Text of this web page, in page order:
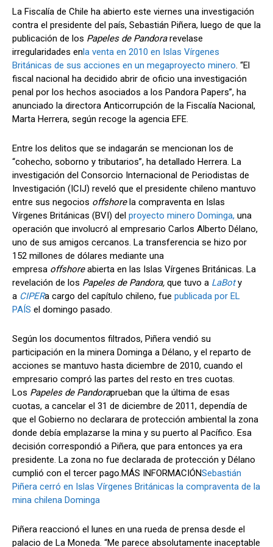
Comparta
Facebook X WhatsApp
Síganos
Comparta
Facebook X WhatsApp
Síganos
La Fiscalía de Chile ha abierto este viernes una investigación
contra el presidente del país, Sebastián Piñera, luego de que la
publicación de los Papeles de Pandorarevelase
irregularidades en la venta en 2010 en Islas Vírgenes
Británicas de sus acciones en un megaproyecto minero. “El
fiscal nacional ha decidido abrir de oficio una investigación
penal por los hechos asociados a los Pandora Papers”, ha
anunciado la directora Anticorrupción de la Fiscalía Nacional,
Marta Herrera, según recoge la agencia EFE.
Entre los delitos que se indagarán se mencionan los de
“cohecho, soborno y tributarios”, ha detallado Herrera. La
investigación del Consorcio Internacional de Periodistas de
Investigación (ICIJ) reveló que el presidente chileno mantuvo
entre sus negocios offshore la compraventa en Islas
Vírgenes Británicas (BVI) del proyecto minero Dominga, una
operación que involucró al empresario Carlos Alberto Délano,
uno de sus amigos cercanos. La transferencia se hizo por
152 millones de dólares mediante una
empresa offshoreabierta en las Islas Vírgenes Británicas. La
revelación de los Papeles de Pandora, que tuvo a LaBoty
a CIPERa cargo del capítulo chileno, fue publicada por EL
PAÍS el domingo pasado.
Según los documentos filtrados, Piñera vendió su
participación en la minera Dominga a Délano, y el reparto de
acciones se mantuvo hasta diciembre de 2010, cuando el
empresario compró las partes del resto en tres cuotas.
Los Papeles de Pandoraprueban que la última de esas
cuotas, a cancelar el 31 de diciembre de 2011, dependía de
que el Gobierno no declarara de protección ambiental la zona
donde debía emplazarse la mina y su puerto al Pacífico. Esa
decisión correspondió a Piñera, que para entonces ya era
presidente. La zona no fue declarada de protección y Délano
cumplió con el tercer pago.MÁS INFORMACIÓNSebastián
Piñera cerró en Islas Vírgenes Británicas la compraventa de la
mina chilena Dominga
Piñera reaccionó el lunes en una rueda de prensa desde el
palacio de La Moneda. “Me parece absolutamente inaceptable